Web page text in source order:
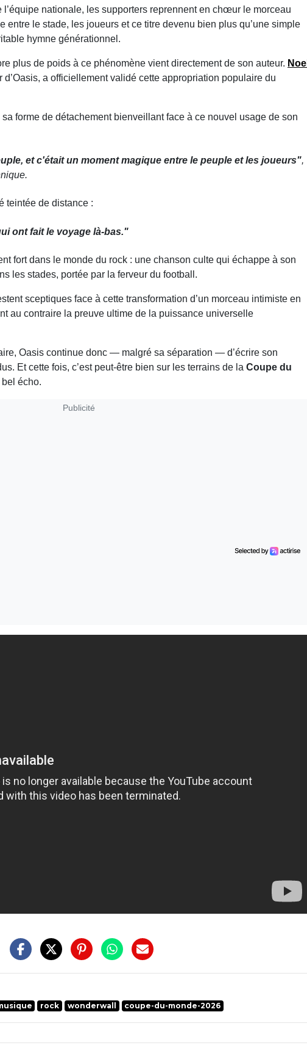
nationale, les supporters reprennent en chœur le morceau
entre le stade, les joueurs et ce titre devenu bien plus qu’une simple
hymne générationnel.
plus de poids à ce phénomène vient directement de son auteur. Noel
d’Oasis, a officiellement validé cette appropriation populaire du
forme de détachement bienveillant face à ce nouvel usage de son
et c'était un moment magique entre le peuple et les joueurs",
teintée de distance :
ont fait le voyage là-bas."
fort dans le monde du rock : une chanson culte qui échappe à son
les stades, portée par la ferveur du football.
sceptiques face à cette transformation d’un morceau intimiste en
au contraire la preuve ultime de la puissance universelle
Oasis continue donc — malgré sa séparation — d’écrire son
Et cette fois, c’est peut-être bien sur les terrains de la Coupe du
écho.
Publicité
rock wonderwall coupe-du-monde-2026